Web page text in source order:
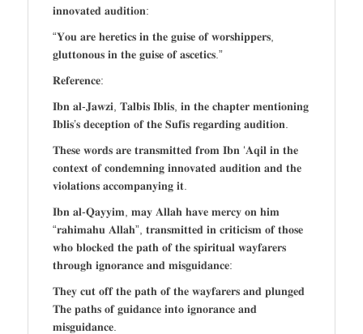
𝐢𝐧𝐧𝐨𝐯𝐚𝐭𝐞𝐝 𝐚𝐮𝐝𝐢𝐭𝐢𝐨𝐧:
“𝐘𝐨𝐮 𝐚𝐫𝐞 𝐡𝐞𝐫𝐞𝐭𝐢𝐜𝐬 𝐢𝐧 𝐭𝐡𝐞 𝐠𝐮𝐢𝐬𝐞 𝐨𝐟 𝐰𝐨𝐫𝐬𝐡𝐢𝐩𝐩𝐞𝐫𝐬,
𝐠𝐥𝐮𝐭𝐭𝐨𝐧𝐨𝐮𝐬 𝐢𝐧 𝐭𝐡𝐞 𝐠𝐮𝐢𝐬𝐞 𝐨𝐟 𝐚𝐬𝐜𝐞𝐭𝐢𝐜𝐬.”
𝐑𝐞𝐟𝐞𝐫𝐞𝐧𝐜𝐞:
𝐈𝐛𝐧 𝐚𝐥-𝐉𝐚𝐰𝐳𝐢, 𝐓𝐚𝐥𝐛𝐢𝐬 𝐈𝐛𝐥𝐢𝐬, 𝐢𝐧 𝐭𝐡𝐞 𝐜𝐡𝐚𝐩𝐭𝐞𝐫 𝐦𝐞𝐧𝐭𝐢𝐨𝐧𝐢𝐧𝐠
𝐈𝐛𝐥𝐢𝐬’𝐬 𝐝𝐞𝐜𝐞𝐩𝐭𝐢𝐨𝐧 𝐨𝐟 𝐭𝐡𝐞 𝐒𝐮𝐟𝐢𝐬 𝐫𝐞𝐠𝐚𝐫𝐝𝐢𝐧𝐠 𝐚𝐮𝐝𝐢𝐭𝐢𝐨𝐧.
𝐓𝐡𝐞𝐬𝐞 𝐰𝐨𝐫𝐝𝐬 𝐚𝐫𝐞 𝐭𝐫𝐚𝐧𝐬𝐦𝐢𝐭𝐭𝐞𝐝 𝐟𝐫𝐨𝐦 𝐈𝐛𝐧 ‘𝐀𝐪𝐢𝐥 𝐢𝐧 𝐭𝐡𝐞
𝐜𝐨𝐧𝐭𝐞𝐱𝐭 𝐨𝐟 𝐜𝐨𝐧𝐝𝐞𝐦𝐧𝐢𝐧𝐠 𝐢𝐧𝐧𝐨𝐯𝐚𝐭𝐞𝐝 𝐚𝐮𝐝𝐢𝐭𝐢𝐨𝐧 𝐚𝐧𝐝 𝐭𝐡𝐞
𝐯𝐢𝐨𝐥𝐚𝐭𝐢𝐨𝐧𝐬 𝐚𝐜𝐜𝐨𝐦𝐩𝐚𝐧𝐲𝐢𝐧𝐠 𝐢𝐭.
𝐈𝐛𝐧 𝐚𝐥-𝐐𝐚𝐲𝐲𝐢𝐦, 𝐦𝐚𝐲 𝐀𝐥𝐥𝐚𝐡 𝐡𝐚𝐯𝐞 𝐦𝐞𝐫𝐜𝐲 𝐨𝐧 𝐡𝐢𝐦
“𝐫𝐚𝐡𝐢𝐦𝐚𝐡𝐮 𝐀𝐥𝐥𝐚𝐡”, 𝐭𝐫𝐚𝐧𝐬𝐦𝐢𝐭𝐭𝐞𝐝 𝐢𝐧 𝐜𝐫𝐢𝐭𝐢𝐜𝐢𝐬𝐦 𝐨𝐟 𝐭𝐡𝐨𝐬𝐞
𝐰𝐡𝐨 𝐛𝐥𝐨𝐜𝐤𝐞𝐝 𝐭𝐡𝐞 𝐩𝐚𝐭𝐡 𝐨𝐟 𝐭𝐡𝐞 𝐬𝐩𝐢𝐫𝐢𝐭𝐮𝐚𝐥 𝐰𝐚𝐲𝐟𝐚𝐫𝐞𝐫𝐬
𝐭𝐡𝐫𝐨𝐮𝐠𝐡 𝐢𝐠𝐧𝐨𝐫𝐚𝐧𝐜𝐞 𝐚𝐧𝐝 𝐦𝐢𝐬𝐠𝐮𝐢𝐝𝐚𝐧𝐜𝐞:
𝐓𝐡𝐞𝐲 𝐜𝐮𝐭 𝐨𝐟𝐟 𝐭𝐡𝐞 𝐩𝐚𝐭𝐡 𝐨𝐟 𝐭𝐡𝐞 𝐰𝐚𝐲𝐟𝐚𝐫𝐞𝐫𝐬 𝐚𝐧𝐝 𝐩𝐥𝐮𝐧𝐠𝐞𝐝
𝐓𝐡𝐞 𝐩𝐚𝐭𝐡𝐬 𝐨𝐟 𝐠𝐮𝐢𝐝𝐚𝐧𝐜𝐞 𝐢𝐧𝐭𝐨 𝐢𝐠𝐧𝐨𝐫𝐚𝐧𝐜𝐞 𝐚𝐧𝐝
𝐦𝐢𝐬𝐠𝐮𝐢𝐝𝐚𝐧𝐜𝐞.